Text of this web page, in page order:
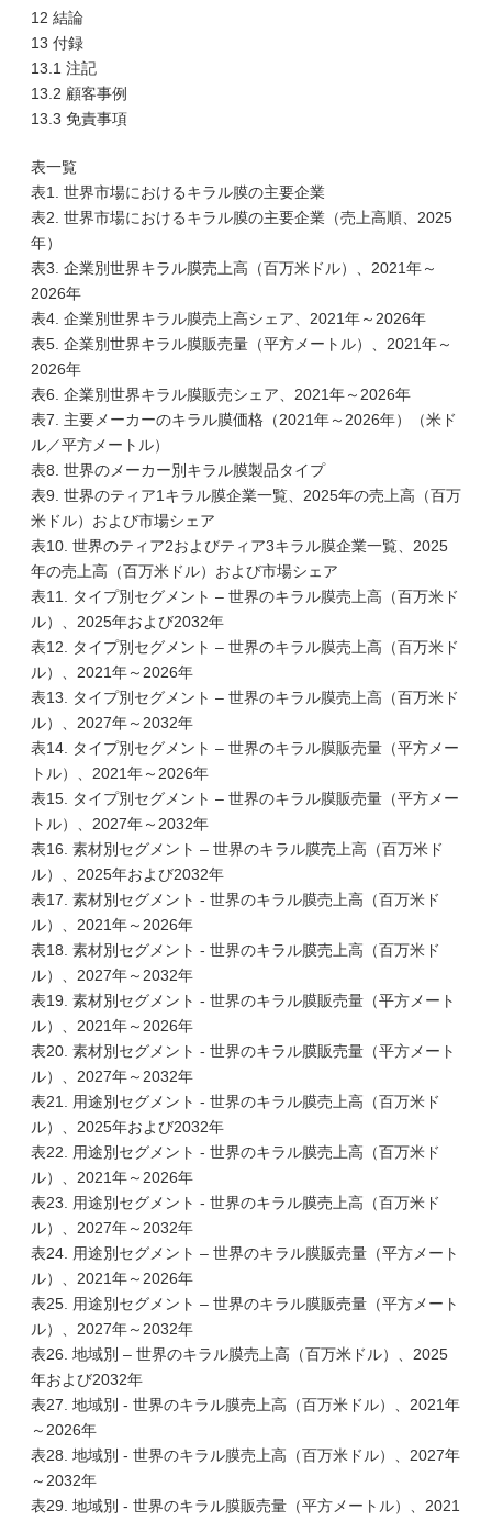
12 結論
13 付録
13.1 注記
13.2 顧客事例
13.3 免責事項
表一覧
表1. 世界市場におけるキラル膜の主要企業
表2. 世界市場におけるキラル膜の主要企業（売上高順、2025
年）
表3. 企業別世界キラル膜売上高（百万米ドル）、2021年～
2026年
表4. 企業別世界キラル膜売上高シェア、2021年～2026年
表5. 企業別世界キラル膜販売量（平方メートル）、2021年～
2026年
表6. 企業別世界キラル膜販売シェア、2021年～2026年
表7. 主要メーカーのキラル膜価格（2021年～2026年）（米ド
ル／平方メートル）
表8. 世界のメーカー別キラル膜製品タイプ
表9. 世界のティア1キラル膜企業一覧、2025年の売上高（百万
米ドル）および市場シェア
表10. 世界のティア2およびティア3キラル膜企業一覧、2025
年の売上高（百万米ドル）および市場シェア
表11. タイプ別セグメント – 世界のキラル膜売上高（百万米ド
ル）、2025年および2032年
表12. タイプ別セグメント – 世界のキラル膜売上高（百万米ド
ル）、2021年～2026年
表13. タイプ別セグメント – 世界のキラル膜売上高（百万米ド
ル）、2027年～2032年
表14. タイプ別セグメント – 世界のキラル膜販売量（平方メー
トル）、2021年～2026年
表15. タイプ別セグメント – 世界のキラル膜販売量（平方メー
トル）、2027年～2032年
表16. 素材別セグメント – 世界のキラル膜売上高（百万米ド
ル）、2025年および2032年
表17. 素材別セグメント - 世界のキラル膜売上高（百万米ド
ル）、2021年～2026年
表18. 素材別セグメント - 世界のキラル膜売上高（百万米ド
ル）、2027年～2032年
表19. 素材別セグメント - 世界のキラル膜販売量（平方メート
ル）、2021年～2026年
表20. 素材別セグメント - 世界のキラル膜販売量（平方メート
ル）、2027年～2032年
表21. 用途別セグメント - 世界のキラル膜売上高（百万米ド
ル）、2025年および2032年
表22. 用途別セグメント - 世界のキラル膜売上高（百万米ド
ル）、2021年～2026年
表23. 用途別セグメント - 世界のキラル膜売上高（百万米ド
ル）、2027年～2032年
表24. 用途別セグメント – 世界のキラル膜販売量（平方メート
ル）、2021年～2026年
表25. 用途別セグメント – 世界のキラル膜販売量（平方メート
ル）、2027年～2032年
表26. 地域別 – 世界のキラル膜売上高（百万米ドル）、2025
年および2032年
表27. 地域別 - 世界のキラル膜売上高（百万米ドル）、2021年
～2026年
表28. 地域別 - 世界のキラル膜売上高（百万米ドル）、2027年
～2032年
表29. 地域別 - 世界のキラル膜販売量（平方メートル）、2021